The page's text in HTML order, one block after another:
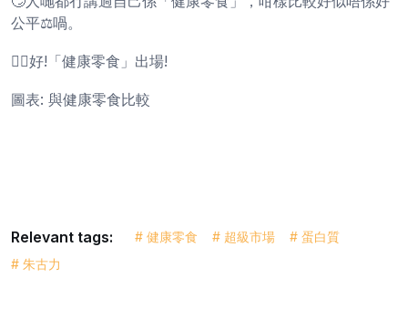
公平⚖️喎。
👌🏻好!「健康零食」出場!
圖表: 與健康零食比較
Relevant tags: # 健康零食 # 超級市場
# 蛋白質
# 朱古力